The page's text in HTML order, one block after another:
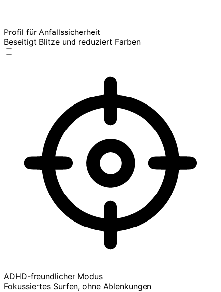
Profil für Anfallssicherheit
Beseitigt Blitze und reduziert Farben
ADHD-freundlicher Modus
Fokussiertes Surfen, ohne Ablenkungen